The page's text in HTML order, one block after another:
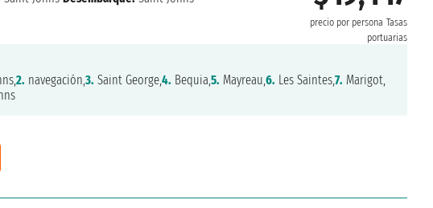
precio por persona Tasas
portuarias
2. navegación,3. Saint George,4. Bequia,5. Mayreau,6. Les Saintes,7. Marigot,